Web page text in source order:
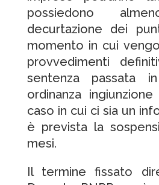
possiedono
decurtazione dei
momento in cui
provvedimenti
sentenza passata
ordinanza
caso in cui ci sia un
è prevista la
mesi.
Il termine fissato